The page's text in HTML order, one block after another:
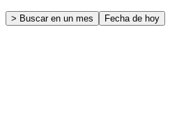
> Buscar en un mes Fecha de hoy